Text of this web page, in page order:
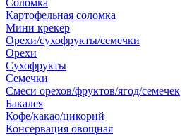
Соломка
Картофельная соломка
Мини крекер
Орехи/сухофрукты/семечки
Орехи
Сухофрукты
Семечки
Смеси орехов/фруктов/ягод/семечек
Бакалея
Кофе/какао/цикорий
Консервация овощная